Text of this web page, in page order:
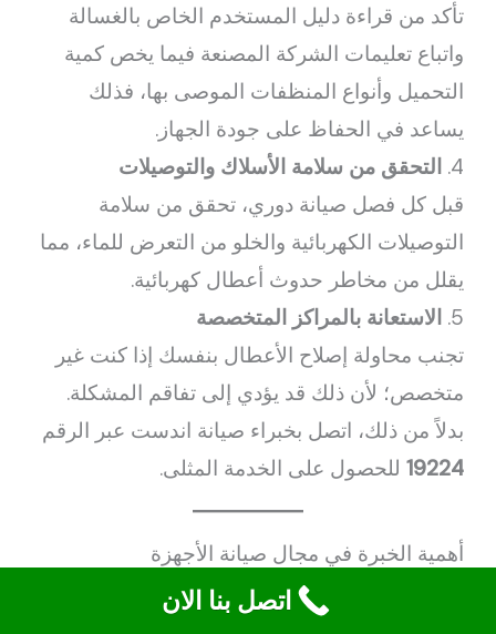
تأكد من قراءة دليل المستخدم الخاص بالغسالة
واتباع تعليمات الشركة المصنعة فيما يخص كمية
التحميل وأنواع المنظفات الموصى بها، فذلك
يساعد في الحفاظ على جودة الجهاز.
4. التحقق من سلامة الأسلاك والتوصيلات
قبل كل فصل صيانة دوري، تحقق من سلامة
التوصيلات الكهربائية والخلو من التعرض للماء، مما
يقلل من مخاطر حدوث أعطال كهربائية.
5. الاستعانة بالمراكز المتخصصة
تجنب محاولة إصلاح الأعطال بنفسك إذا كنت غير
متخصص؛ لأن ذلك قد يؤدي إلى تفاقم المشكلة.
بدلاً من ذلك، اتصل بخبراء صيانة اندست عبر الرقم
19224 للحصول على الخدمة المثلى.
أهمية الخبرة في مجال صيانة الأجهزة
مركز صيانة اندست غسالات يعد الاختيار الصحيح
اتصل بنا الان